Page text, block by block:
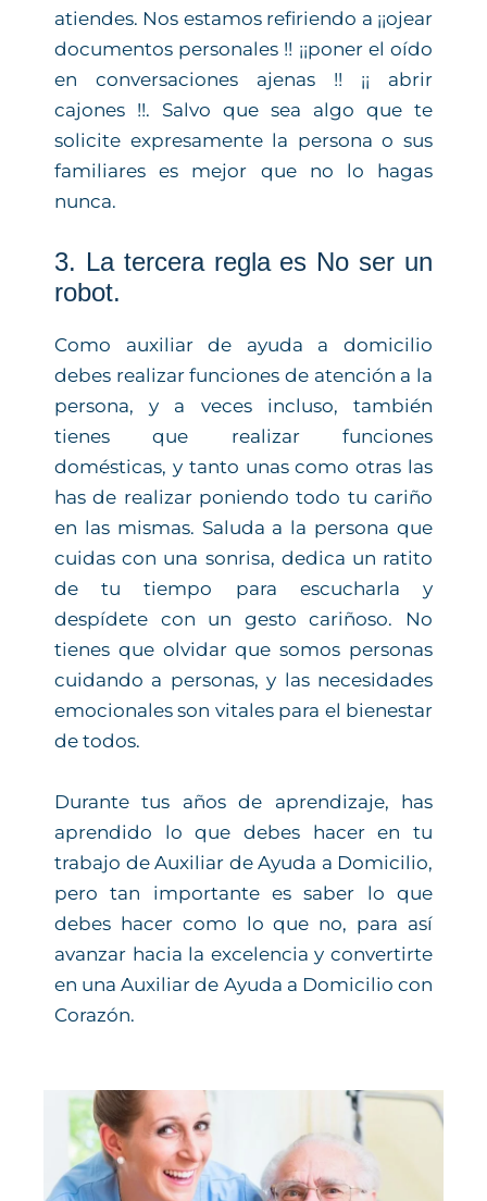
atiendes. Nos estamos refiriendo a ¡¡ojear
documentos personales !! ¡¡poner el oído
en conversaciones ajenas !! ¡¡ abrir
cajones !!. Salvo que sea algo que te
solicite expresamente la persona o sus
familiares es mejor que no lo hagas
nunca.
3. La tercera regla es No ser un
robot.
Como auxiliar de ayuda a domicilio
debes realizar funciones de atención a la
persona, y a veces incluso, también
tienes que realizar funciones
domésticas, y tanto unas como otras las
has de realizar poniendo todo tu cariño
en las mismas. Saluda a la persona que
cuidas con una sonrisa, dedica un ratito
de tu tiempo para escucharla y
despídete con un gesto cariñoso. No
tienes que olvidar que somos personas
cuidando a personas, y las necesidades
emocionales son vitales para el bienestar
de todos.
Durante tus años de aprendizaje, has
aprendido lo que debes hacer en tu
trabajo de Auxiliar de Ayuda a Domicilio,
pero tan importante es saber lo que
debes hacer como lo que no, para así
avanzar hacia la excelencia y convertirte
en una Auxiliar de Ayuda a Domicilio con
Corazón.